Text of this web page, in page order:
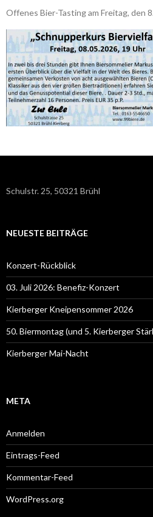
Offenes Bier-Tasting am Freitag, den
Schulstr. 25, 50321 Brühl
NEUESTE BEITRÄGE
Konzert-Rückblick
03. Juli 2026: Benefiz-Konzert
Kierberger Kneipensommer 2026
50. Biermontag (und 5. Kierberger
Kierberger Mai-Nacht
META
Anmelden
Eintrags-Feed
Kommentar-Feed
WordPress.org